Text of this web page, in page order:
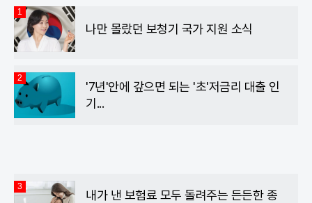
1
나만 몰랐던 보청기 국가 지원 소식
2
'7년'안에 갚으면 되는 '초'저금리 대출 인
기...
3
내가 낸 보험료 모두 돌려주는 든든한 종